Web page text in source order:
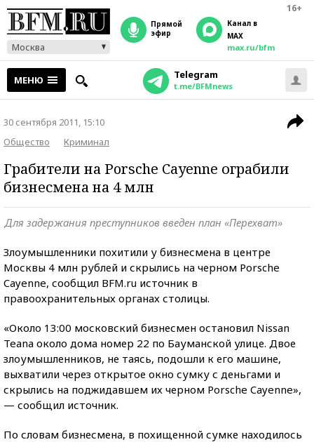
16+
Москва
прямой
эфир
Канал в
MAX
max.ru/bfm
МЕНЮ Telegram
t.me/BFMnews
30 сентября 2011, 15:10
Общество
Криминал
Грабители на Porsche Cayenne ограбили
бизнесмена на 4 млн
Для задержания преступников введен план «Перехват»
Злоумышленники похитили у бизнесмена в центре
Москвы 4 млн рублей и скрылись на черном Porsche
Cayenne, сообщил BFM.ru источник в
правоохранительных органах столицы.
«Около 13:00 московский бизнесмен остановил Nissan
Teana около дома номер 22 по Бауманской улице. Двое
злоумышленников, не таясь, подошли к его машине,
выхватили через открытое окно сумку с деньгами и
скрылись на поджидавшем их черном Porsche Cayenne»,
— сообщил источник.
По словам бизнесмена, в похищенной сумке находилось